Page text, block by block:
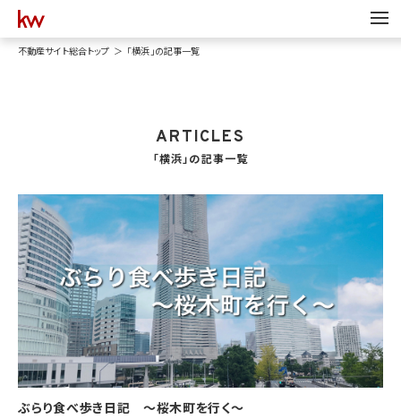
不動産サイト総合トップ 「横浜」の記事一覧
ARTICLES
「横浜」の記事一覧
ぶらり食べ歩き日記 〜桜木町を行く〜